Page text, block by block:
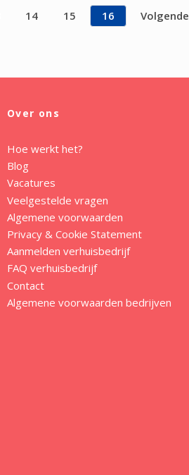
14 15 16 Volgende
Over ons
Hoe werkt het?
Blog
Vacatures
Veelgestelde vragen
Algemene voorwaarden
Privacy & Cookie Statement
Aanmelden verhuisbedrijf
FAQ verhuisbedrijf
Contact
Algemene voorwaarden bedrijven